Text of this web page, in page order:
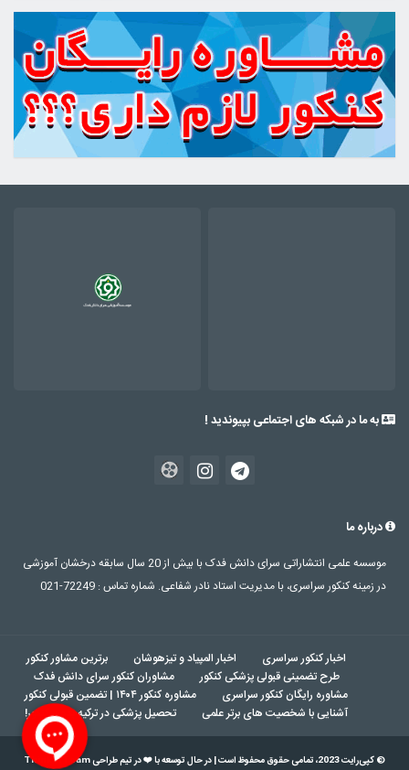
به ما در شبکه های اجتماعی بپیوندید !
درباره ما
موسسه علمی انتشاراتی سرای دانش فدک با بیش از 20 سال سابقه درخشان آموزشی
در زمینه کنکور سراسری، با مدیریت استاد نادر شفاعی. شماره تماس : 72249-021
اخبار کنکور سراسری اخبار المپیاد و تیزهوشان
برترین مشاور کنکور
طرح تضمینی قبولی پزشکی کنکور
مشاوران کنکور سرای دانش فدک
مشاوره رایگان کنکور سراسری
مشاوره کنکور ۱۴۰۴ | تضمین قبولی کنکور
آشنایی با شخصیت های برتر علمی
تحصیل پزشکی در ترکیه بدون کنکور!
© کپی‌رایت 2023، تمامی حقوق محفوظ است | در حال توسعه با ❤️ در تیم طراحی ThinkerTeam